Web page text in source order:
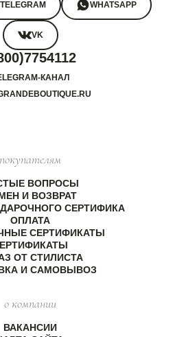
TELEGRAM WHATSAPP
VK
КАНАЛ
покупателям
ВОПРОСЫ
И ВОЗВРАТ
СЕРТИФИКА
ОПЛАТА
СЕРТИФИКАТЫ
ОТ СТИЛИСТА
И САМОВЫВОЗ
о компании
ВАКАНСИИ